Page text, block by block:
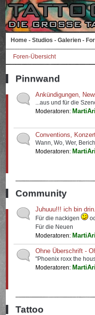
Home - Studios - Galerien -
Foren-Übersicht
Pinnwand
Ankündigungen,
...aus und für die
Moderatoren: MartiAri
Conventions,
Wann, Wo, Wer,
Moderatoren: MartiAri
Community
Juhuuu!!! ich bin
Für die nackigen
Für die Neuen
Moderatoren: MartiAri
Ohne Überschrift -
"Phoenix roxx the
Moderatoren: MartiAri
Tattoo